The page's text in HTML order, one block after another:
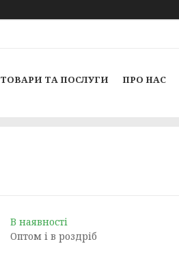
ТОВАРИ ТА ПОСЛУГИ ПРО НАС
В наявності
Оптом і в роздріб